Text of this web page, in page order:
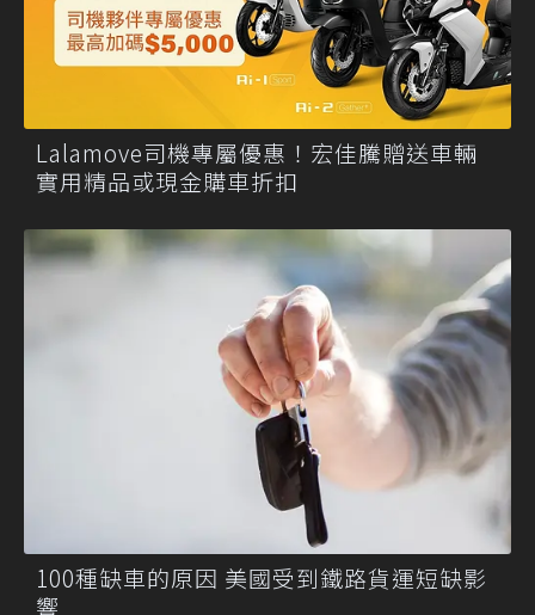
Lalamove司機專屬優惠！宏佳騰贈送車輛
實用精品或現金購車折扣
100種缺車的原因 美國受到鐵路貨運短缺影
響